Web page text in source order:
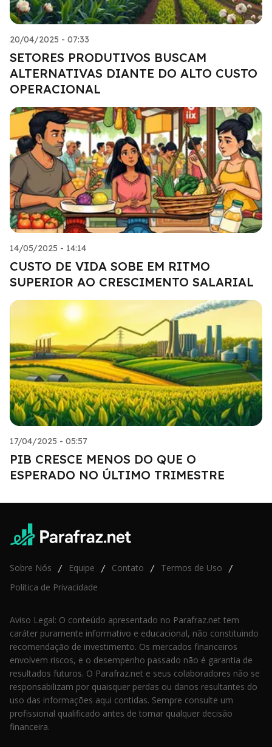
20/04/2025 - 07:33
SETORES PRODUTIVOS BUSCAM
ALTERNATIVAS DIANTE DO ALTO CUSTO
OPERACIONAL
14/05/2025 - 14:14
CUSTO DE VIDA SOBE EM RITMO
SUPERIOR AO CRESCIMENTO SALARIAL
17/04/2025 - 05:57
PIB CRESCE MENOS DO QUE O
ESPERADO NO ÚLTIMO TRIMESTRE
Sobre Nós / Equipe / Contato / Termos de Uso /
Política de Privacidade
Aviso Legal: O conteúdo apresentado no Parafraz.net tem
caráter puramente informativo e educacional, não constituindo
recomendação de investimento. Os mercados financeiros
envolvem riscos, e o desempenho passado não é garantia de
resultados futuros. O Parafraz.net e seus colaboradores não se
responsabilizam por quaisquer perdas ou danos resultantes do
uso das informações aqui contidas. Sempre consulte um
profissional qualificado antes de tomar qualquer decisão
financeira.